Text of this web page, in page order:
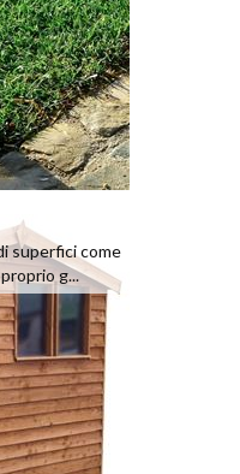
superfici come
g...